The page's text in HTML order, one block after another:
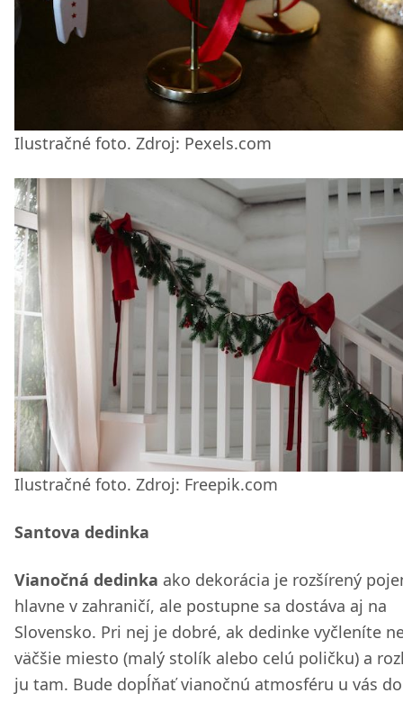
Ilustračné foto. Zdroj: Pexels.com
Ilustračné foto. Zdroj: Freepik.com
Santova dedinka
Vianočná dedinka ako dekorácia je rozšírený
hlavne v zahraničí, ale postupne sa dostáva aj na
Slovensko. Pri nej je dobré, ak dedinke vyčleníte
väčšie miesto (malý stolík alebo celú poličku) a
ju tam. Bude dopĺňať vianočnú atmosféru u vás